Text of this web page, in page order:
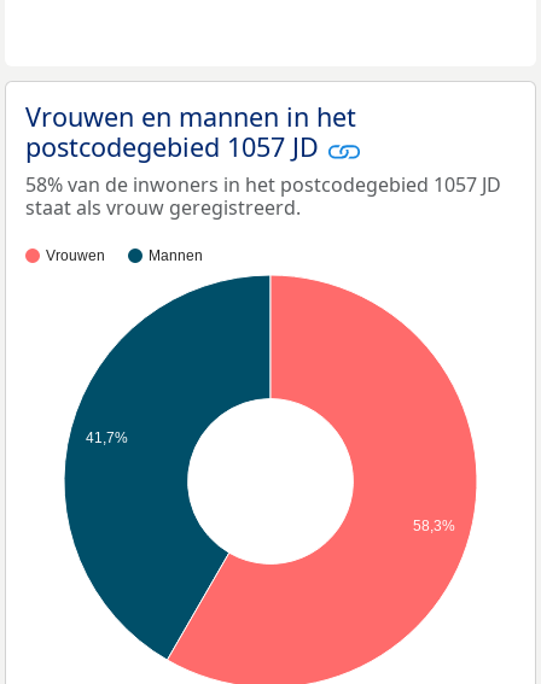
Vrouwen en mannen in het
postcodegebied 1057 JD
58% van de inwoners in het postcodegebied 1057 JD
staat als vrouw geregistreerd.
Vrouwen Mannen
41,7%
58,3%